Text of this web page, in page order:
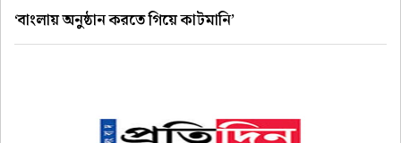
‘বাংলায় অনুষ্ঠান করতে গিয়ে কাটমানি’